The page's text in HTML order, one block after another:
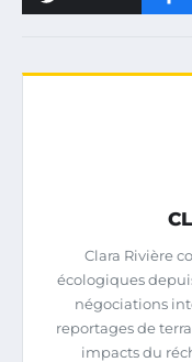
Clara Rivière
écologiques
négociations
reportages de
impacts du